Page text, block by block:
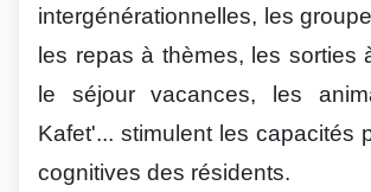
intergénérationnelles, les
les repas à thèmes, les sorties
le séjour vacances, les
Kafet'... stimulent les capacités
cognitives des résidents.